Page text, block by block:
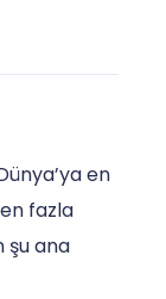
en
fazla
şu ana